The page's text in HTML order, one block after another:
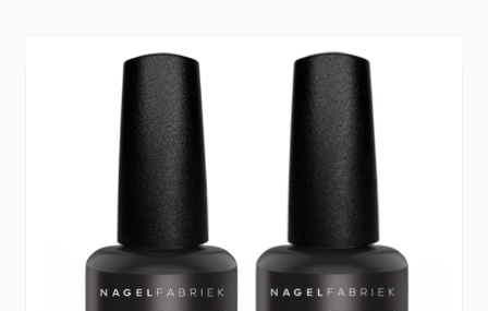
Zorgeloos lakken met maximale zachtheid voor
de nagels. De Base & Top HEMA Free zijn
speciaal ontwikkeld voor gevoelige nagels en
bieden een veilige, betrouwbare basis én een
beschermende finish – zonder in te leveren op
kwaliteit of resultaat.